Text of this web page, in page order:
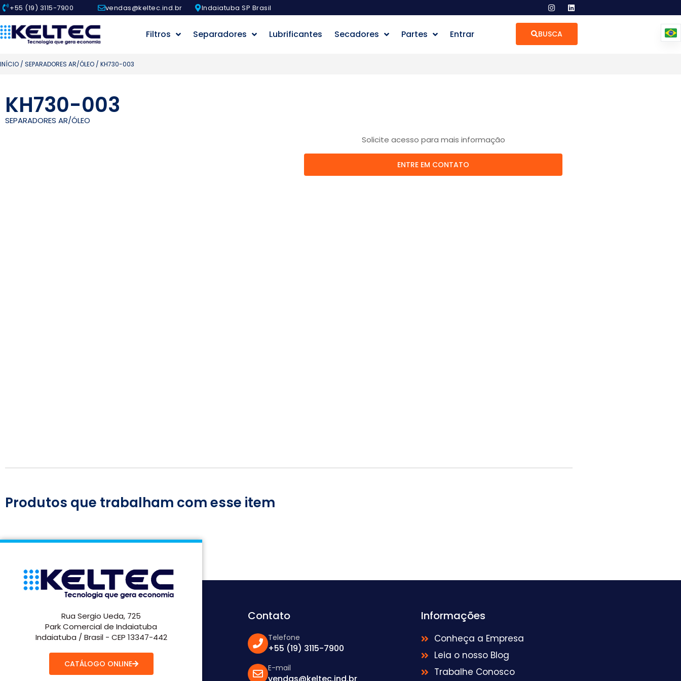
+55 (19) 3115-7900 vendas@keltec.ind.br Indaiatuba SP Brasil
Filtros Separadores Lubrificantes Secadores Partes Entrar BUSCA
INÍCIO / SEPARADORES AR/ÓLEO / KH730-003
KH730-003
SEPARADORES AR/ÓLEO
Solicite acesso para mais informação
ENTRE EM CONTATO
Produtos que trabalham com esse item
Rua Sergio Ueda, 725
Park Comercial de Indaiatuba
Indaiatuba / Brasil - CEP 13347-442
CATÁLOGO ONLINE
Contato
Telefone
+55 (19) 3115-7900
E-mail
Informações
Conheça a Empresa
Leia o nosso Blog
Trabalhe Conosco